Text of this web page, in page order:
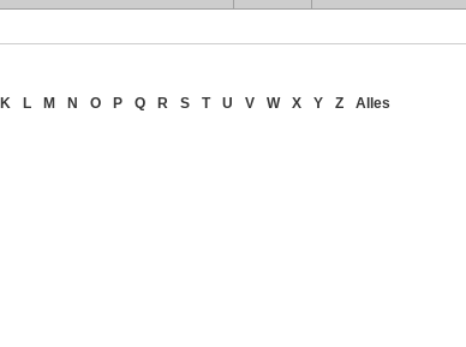
K L M N O P Q R S T U V W X Y Z Alles